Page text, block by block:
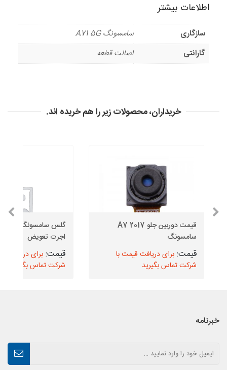
اطلاعات بیشتر
سازگاری
سامسونگ A71 5G
گارانتی
اصالت قطعه
خریداران، محصولات زیر را هم خریده اند.
قیمت دوربین جلو A7 2017
سامسونگ
برای دریافت قیمت با
شرکت تماس بگیرید
اجرت تعویض
برای دریافت
شرکت تماس بگیرید
خبرنامه